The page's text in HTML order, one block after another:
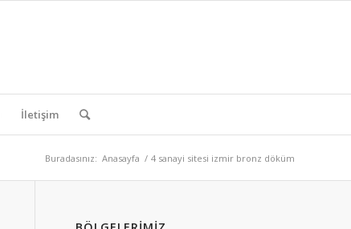
İletişim
Buradasınız: Anasayfa / 4 sanayi sitesi izmir bronz döküm